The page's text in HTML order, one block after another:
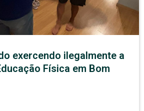
exercendo ilegalmente a
Física em Bom